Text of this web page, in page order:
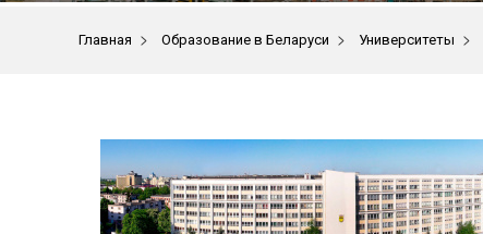
Главная > Образование в Беларуси > Университеты >